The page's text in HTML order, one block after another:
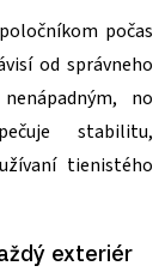
počas
od správneho
no
stabilitu,
tienistého
exteriér